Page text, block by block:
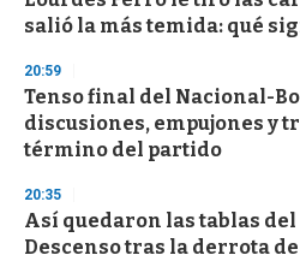
salió la más temida: qué
20:59
Tenso final del Nacional-
discusiones, empujones y
término del partido
20:35
Así quedaron las tablas
Descenso tras la derrota